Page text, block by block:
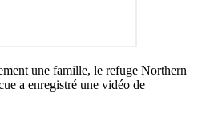
une famille, le refuge Northern
a enregistré une vidéo de